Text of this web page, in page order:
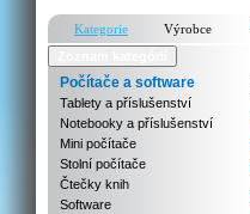
Kategorie
Výrobce
Počítače a software
Tablety a příslušenství
Notebooky a příslušenství
Mini počítače
Stolní počítače
Čtečky knih
Software